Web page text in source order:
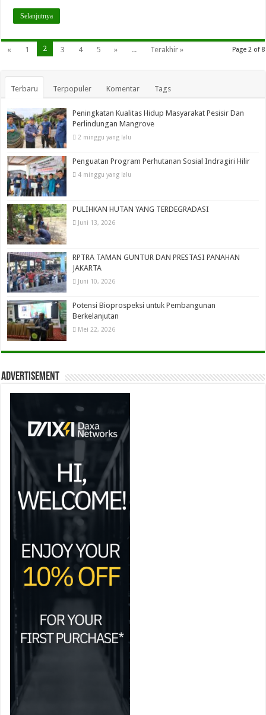
Selanjutnya
Page 2 of 8
« 1 2 3 4 5 » ... Terakhir »
Terbaru Terpopuler Komentar Tags
Peningkatan Kualitas Hidup Masyarakat Pesisir Dan
Perlindungan Mangrove
2 minggu yang lalu
Penguatan Program Perhutanan Sosial Indragiri Hilir
4 minggu yang lalu
PULIHKAN HUTAN YANG TERDEGRADASI
Juni 13, 2026
RPTRA TAMAN GUNTUR DAN PRESTASI PANAHAN
JAKARTA
Juni 10, 2026
Potensi Bioprospeksi untuk Pembangunan
Berkelanjutan
Mei 22, 2026
Advertisement